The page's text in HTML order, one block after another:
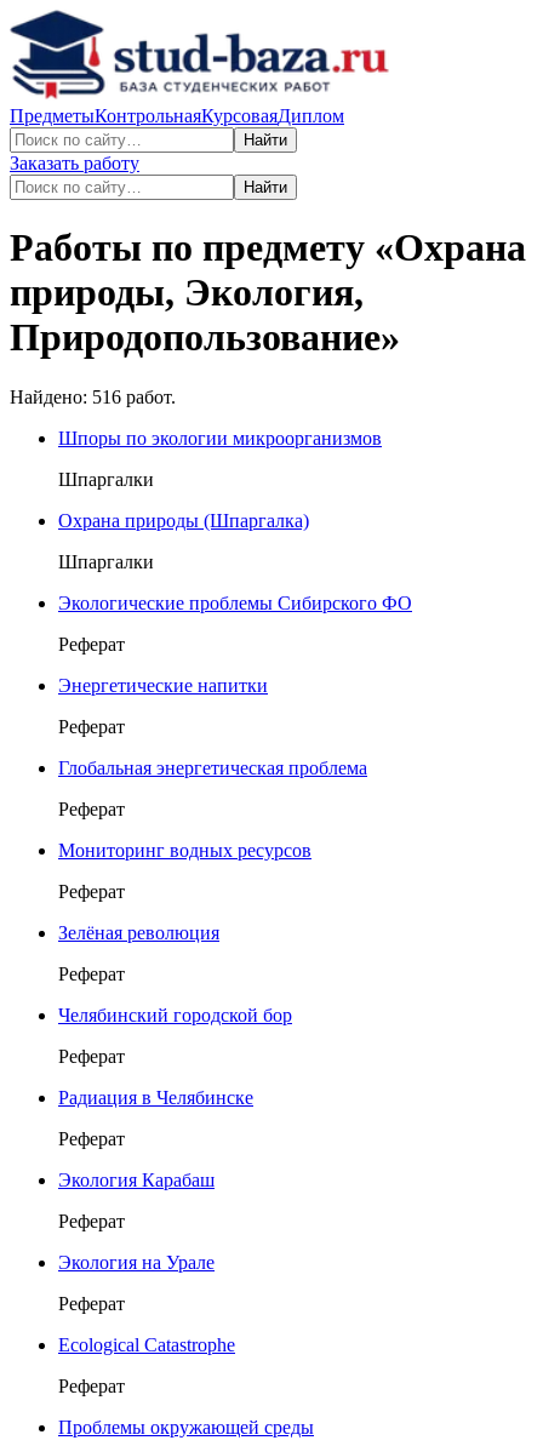
ПредметыКонтрольнаяКурсоваяДиплом
Найти
Заказать работу
Найти
Работы по предмету «Охрана
природы, Экология,
Природопользование»
Найдено: 516 работ.
Шпоры по экологии микроорганизмов
Шпаргалки
Охрана природы (Шпаргалка)
Шпаргалки
Экологические проблемы Сибирского ФО
Реферат
Энергетические напитки
Реферат
Глобальная энергетическая проблема
Реферат
Мониторинг водных ресурсов
Реферат
Зелёная революция
Реферат
Челябинский городской бор
Реферат
Радиация в Челябинске
Реферат
Экология Карабаш
Реферат
Экология на Урале
Реферат
Ecological Catastrophe
Реферат
Проблемы окружающей среды